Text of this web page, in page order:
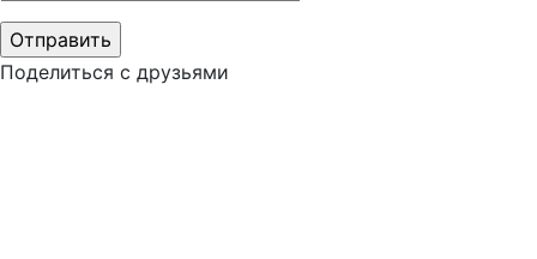
Поделиться с друзьями